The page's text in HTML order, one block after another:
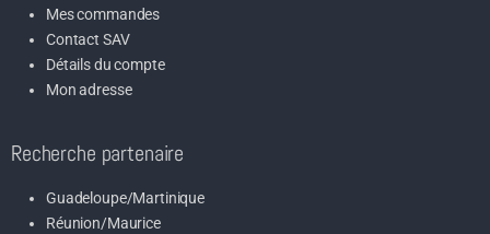
Mes commandes
Contact SAV
Détails du compte
Mon adresse
Recherche partenaire
Guadeloupe/Martinique
Réunion/Maurice